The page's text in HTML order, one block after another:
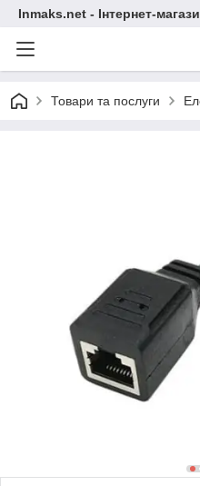
Inmaks.net - Інтернет-
Товари та послуги